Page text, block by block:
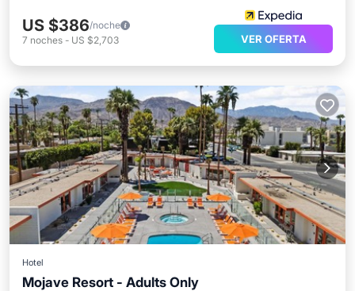
US $386/noche
7 noches - US $2,703 VER OFERTA
Hotel
Mojave Resort - Adults Only